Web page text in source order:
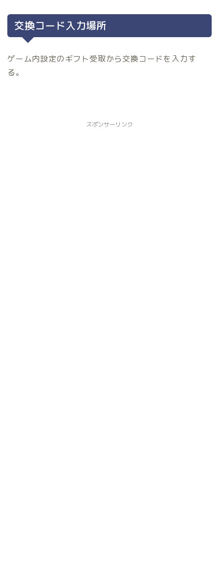
交換コード入力場所
ゲーム内設定のギフト受取から交換コードを入力す
る。
スポンサーリンク